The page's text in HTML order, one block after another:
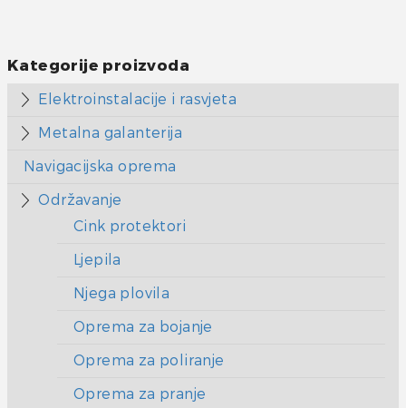
Kategorije proizvoda
Elektroinstalacije i rasvjeta
Metalna galanterija
Navigacijska oprema
Održavanje
Cink protektori
Ljepila
Njega plovila
Oprema za bojanje
Oprema za poliranje
Oprema za pranje